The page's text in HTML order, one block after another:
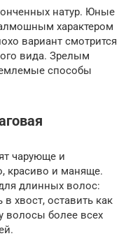
натур. Юные
характером
вариант смотрится
вида. Зрелым
способы
чарующе и
красиво и маняще.
длинных волос:
хвост, оставить как
волосы более всех